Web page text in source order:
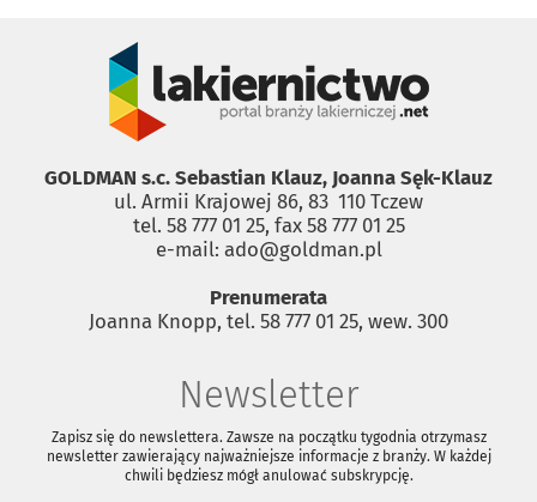
GOLDMAN s.c. Sebastian Klauz, Joanna Sęk-Klauz
ul. Armii Krajowej 86, 83 ­ 110 Tczew
tel. 58 777 01 25, fax 58 777 01 25
e-mail: ado@goldman.pl
Prenumerata
Joanna Knopp, tel. 58 777 01 25, wew. 300
Newsletter
Zapisz się do newslettera. Zawsze na początku tygodnia otrzymasz
newsletter zawierający najważniejsze informacje z branży. W każdej
chwili będziesz mógł anulować subskrypcję.